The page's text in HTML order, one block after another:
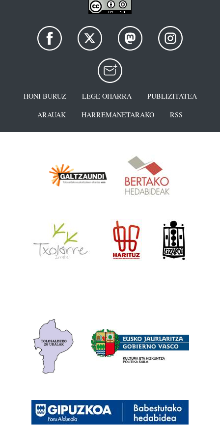
HONI BURUZ LEGE OHARRA
PUBLIZITATEA
ARAUAK
HARREMANETARAKO RSS